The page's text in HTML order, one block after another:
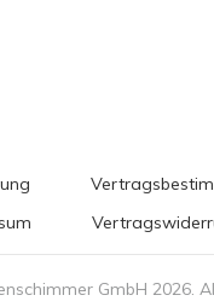
GmbH 2026.